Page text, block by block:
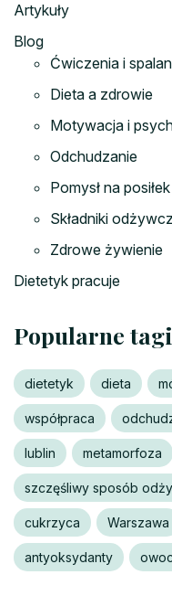
Artykuły
Blog
Ćwiczenia i
Dieta a zdrowie
Motywacja i
Odchudzanie
Pomysł na posiłek
Składniki
Zdrowe żywienie
Dietetyk pracuje
Popularne tagi
dietetyk dieta
współpraca
lublin metamorfoza
szczęśliwy sposób
cukrzyca Warszawa
antyoksydanty